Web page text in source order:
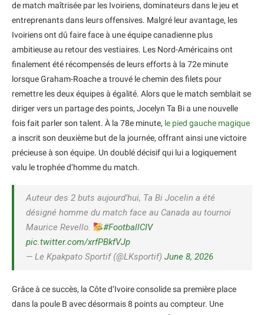
de match maîtrisée par les Ivoiriens, dominateurs dans le jeu et
entreprenants dans leurs offensives. Malgré leur avantage, les
Ivoiriens ont dû faire face à une équipe canadienne plus
ambitieuse au retour des vestiaires. Les Nord-Américains ont
finalement été récompensés de leurs efforts à la 72e minute
lorsque Graham-Roache a trouvé le chemin des filets pour
remettre les deux équipes à égalité. Alors que le match semblait se
diriger vers un partage des points, Jocelyn Ta Bi a une nouvelle
fois fait parler son talent. À la 78e minute, le pied gauche magique
a inscrit son deuxième but de la journée, offrant ainsi une victoire
précieuse à son équipe. Un doublé décisif qui lui a logiquement
valu le trophée d’homme du match.
Auteur des 2 buts aujourd’hui, Ta Bi Jocelin a été
désigné homme du match face au Canada au tournoi
Maurice Revello.
#FootballCIV
pic.twitter.com/xrfPBkfVJp
— Le Kpakpato Sportif (@LKsportif) June 8, 2026
Grâce à ce succès, la Côte d’Ivoire consolide sa première place
dans la poule B avec désormais 8 points au compteur. Une